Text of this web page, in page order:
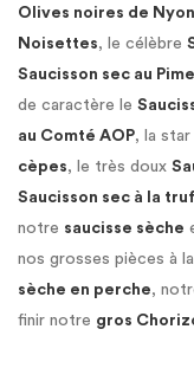
Olives noires de
Noisettes, le célèbre
Saucisson sec au
de caractère le
au Comté AOP, la
cèpes, le très doux
Saucisson sec à la
notre saucisse sèche
nos grosses pièces à
sèche en perche,
finir notre gros